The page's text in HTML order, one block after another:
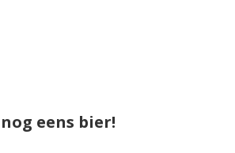
eens bier!